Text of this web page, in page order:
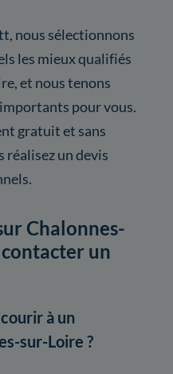
nous sélectionnons
les mieux qualifiés
et nous tenons
pour vous.
gratuit et sans
réalisez un devis
Chalonnes-
un
à un
sur-Loire ?